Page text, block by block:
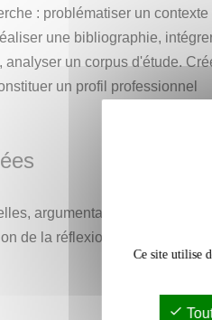
est encadré individuellement
: problématiser un
une bibliographie,
analyser un corpus d'étude.
un profil professionnel
argumentaires et
de la réflexion. Capacité
Ce site utilise